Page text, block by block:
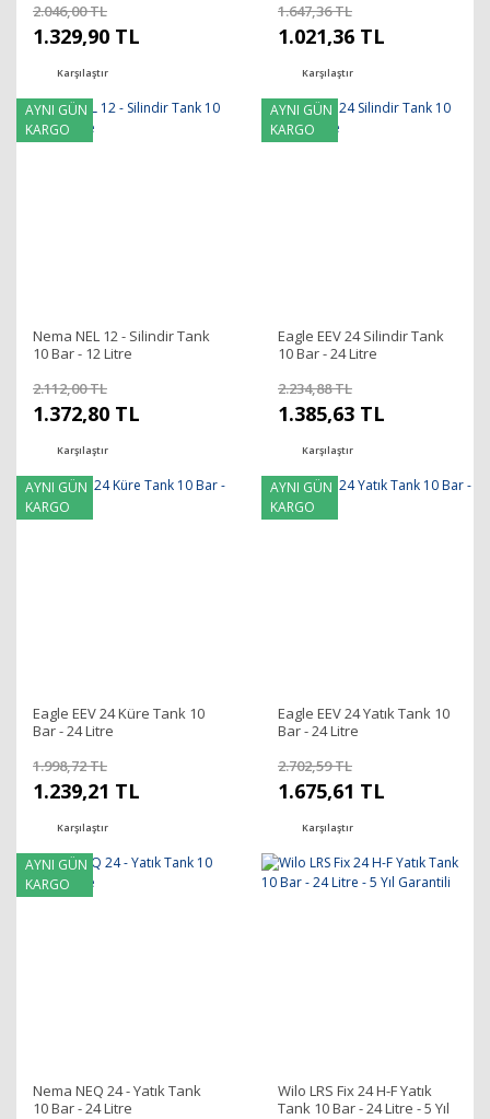
2.046,00 TL
1.329,90 TL
Karşılaştır
1.647,36 TL
1.021,36 TL
Karşılaştır
AYNI GÜN
KARGO
Nema NEL 12 - Silindir Tank
10 Bar - 12 Litre
2.112,00 TL
1.372,80 TL
Karşılaştır
AYNI GÜN
KARGO
Eagle EEV 24 Silindir Tank
10 Bar - 24 Litre
2.234,88 TL
1.385,63 TL
Karşılaştır
AYNI GÜN
KARGO
Eagle EEV 24 Küre Tank 10
Bar - 24 Litre
1.998,72 TL
1.239,21 TL
Karşılaştır
AYNI GÜN
KARGO
Eagle EEV 24 Yatık Tank 10
Bar - 24 Litre
2.702,59 TL
1.675,61 TL
Karşılaştır
AYNI GÜN
KARGO
Nema NEQ 24 - Yatık Tank
10 Bar - 24 Litre
Wilo LRS Fix 24 H-F Yatık
Tank 10 Bar - 24 Litre - 5 Yıl